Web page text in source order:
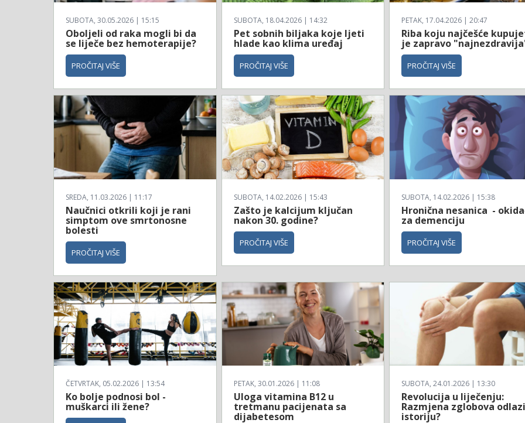
SUBOTA, 30.05.2026 | 15:15
Oboljeli od raka mogli bi da
se liječe bez hemoterapije?
PROČITAJ VIŠE
SUBOTA, 18.04.2026 | 14:32
Pet sobnih biljaka koje ljeti
hlade kao klima uređaj
PROČITAJ VIŠE
PETAK, 17.04.2026 | 20:47
Riba koju najčešće
je zapravo
PROČITAJ VIŠE
SREDA, 11.03.2026 | 11:17
Naučnici otkrili koji je rani
simptom ove smrtonosne
bolesti
PROČITAJ VIŠE
SUBOTA, 14.02.2026 | 15:43
Zašto je kalcijum ključan
nakon 30. godine?
PROČITAJ VIŠE
SUBOTA, 14.02.2026 | 15:38
Hronična nesanica -
za demenciju
PROČITAJ VIŠE
ČETVRTAK, 05.02.2026 | 13:54
Ko bolje podnosi bol -
muškarci ili žene?
PETAK, 30.01.2026 | 11:08
Uloga vitamina B12 u
tretmanu pacijenata sa
dijabetesom
SUBOTA, 24.01.2026 | 13:30
Revolucija u liječenju:
Razmjena zglobova
istoriju?